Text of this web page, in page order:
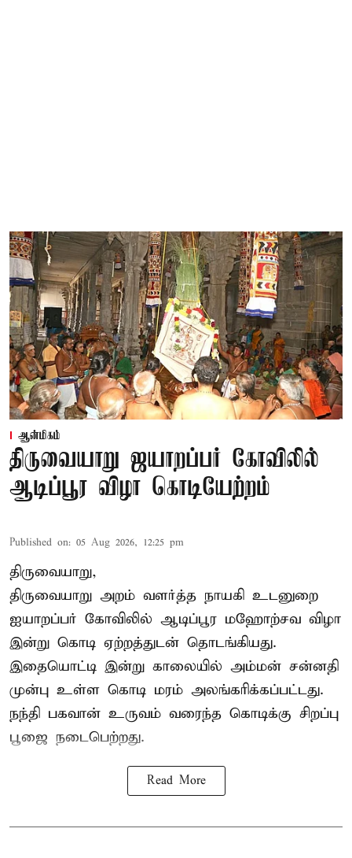
ஆன்மிகம்
திருவையாறு ஜயாறப்பர் கோவிலில்
ஆடிப்பூர விழா கொடியேற்றம்
Published on: 05 Aug 2026, 12:25 pm
திருவையாறு,
திருவையாறு அறம் வளர்த்த நாயகி உடனுறை
ஐயாறப்பர் கோவிலில் ஆடிப்பூர மஹோற்சவ விழா
இன்று கொடி ஏற்றத்துடன் தொடங்கியது.
இதையொட்டி இன்று காலையில் அம்மன் சன்னதி
முன்பு உள்ள கொடி மரம் அலங்கரிக்கப்பட்டது.
நந்தி பகவான் உருவம் வரைந்த கொடிக்கு சிறப்பு
பூஜை நடைபெற்றது.
Read More